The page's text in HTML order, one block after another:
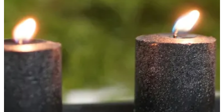
Minneslundar
Här finner ni några exempel på vad vi på Norrsten kan göra till er
asklund/askgravlund m.m. För att få en naturlig känsla lasergraverar
vi text på granitplattor som sedan monteras vid er minnesplats.
Texten som graveras är hållbar för all framtid. Ingen underhållning
krävs. Vi kan naturligtvis tillverka efter den storlek ni önskar på
liggande och stående stenar.